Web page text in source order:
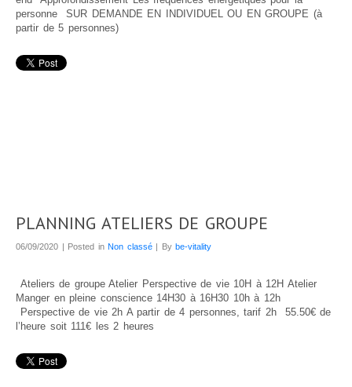
LES ANIMAUX
Les chevaux
Marche consciente à cheval
Tarifs animaux de compagnie
PRODUITS
TEMOIGNAGES
Témoignages – La Personne
Témoignages – Les Animaux
Témoignages – Les Chevaux
personne SUR DEMANDE EN INDIVIDUEL OU EN GROUPE (à
partir de 5 personnes)
PLANNING ATELIERS DE GROUPE
06/09/2020 | Posted in Non classé| By be-vitality
Ateliers de groupe Atelier Perspective de vie 10H à 12H Atelier
Manger en pleine conscience 14H30 à 16H30 10h à 12h
Perspective de vie 2h A partir de 4 personnes, tarif 2h 55.50€ de
l’heure soit 111€ les 2 heures